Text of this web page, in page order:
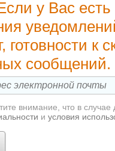
у Вас
готовности к
сообщений.
внимание, что в
и условия